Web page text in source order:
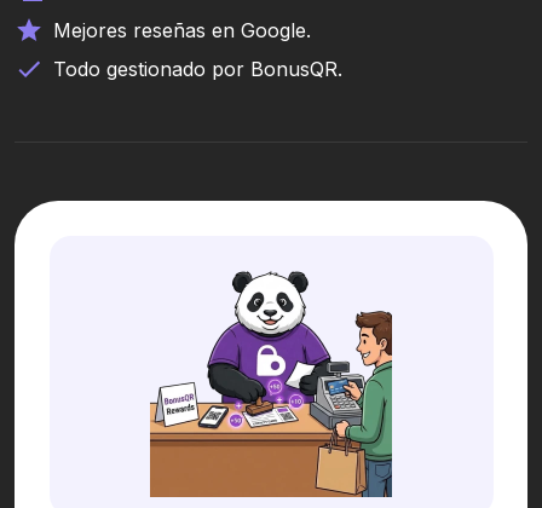
Mejores reseñas en Google.
Todo gestionado por BonusQR.